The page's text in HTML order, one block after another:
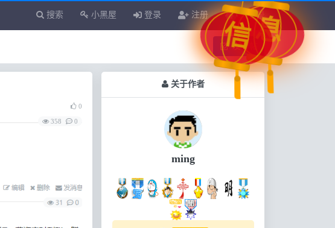
搜索 小黑屋 登录 注册 QQ登录
发新帖
0
358 0
关于作者
ming
息
信